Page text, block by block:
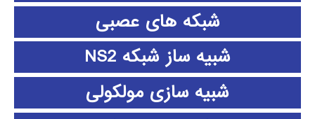
شبکه های عصبی
شبیه ساز شبکه NS2
شبیه سازی مولکولی